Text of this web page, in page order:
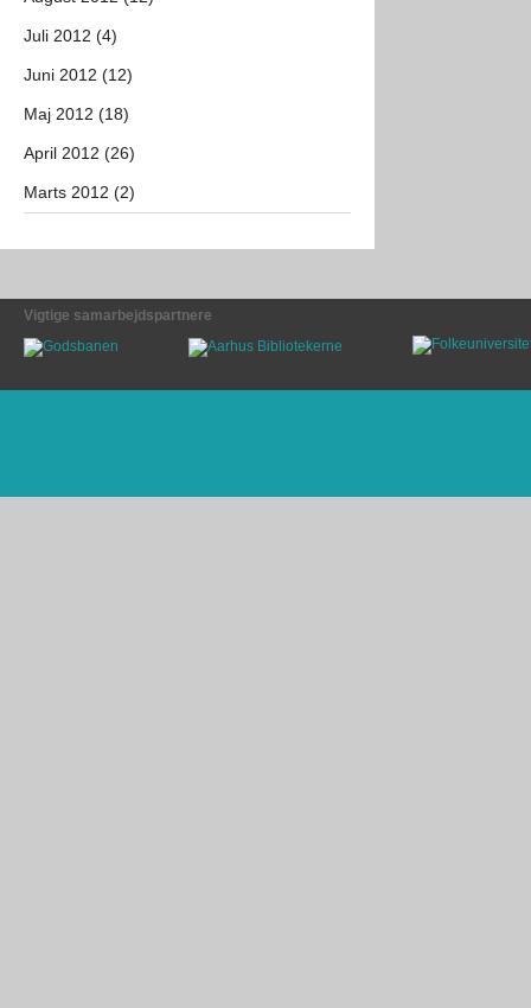
Juli 2012 (4)
Juni 2012 (12)
Maj 2012 (18)
April 2012 (26)
Marts 2012 (2)
Vigtige samarbejdspartnere